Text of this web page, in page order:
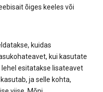
õiges keeles või
kuidas
kui kasutate
lehel esitatakse lisateavet
ja selle kohta,